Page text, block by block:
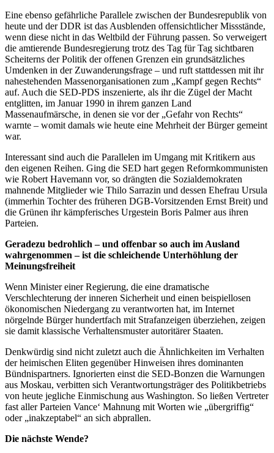
Eine ebenso gefährliche Parallele zwischen der Bundesrepublik von
heute und der DDR ist das Ausblenden offensichtlicher Missstände,
wenn diese nicht in das Weltbild der Führung passen. So verweigert
die amtierende Bundesregierung trotz des Tag für Tag sichtbaren
Scheiterns der Politik der offenen Grenzen ein grundsätzliches
Umdenken in der Zuwanderungsfrage – und ruft stattdessen mit ihr
nahestehenden Massenorganisationen zum „Kampf gegen Rechts“
auf. Auch die SED-PDS inszenierte, als ihr die Zügel der Macht
entglitten, im Januar 1990 in ihrem ganzen Land
Massenaufmärsche, in denen sie vor der „Gefahr von Rechts“
warnte – womit damals wie heute eine Mehrheit der Bürger gemeint
war.
Interessant sind auch die Parallelen im Umgang mit Kritikern aus
den eigenen Reihen. Ging die SED hart gegen Reformkommunisten
wie Robert Havemann vor, so drängten die Sozialdemokraten
mahnende Mitglieder wie Thilo Sarrazin und dessen Ehefrau Ursula
(immerhin Tochter des früheren DGB-Vorsitzenden Ernst Breit) und
die Grünen ihr kämpferisches Urgestein Boris Palmer aus ihren
Parteien.
Geradezu bedrohlich – und offenbar so auch im Ausland
wahrgenommen – ist die schleichende Unterhöhlung der
Meinungsfreiheit
Wenn Minister einer Regierung, die eine dramatische
Verschlechterung der inneren Sicherheit und einen beispiellosen
ökonomischen Niedergang zu verantworten hat, im Internet
nörgelnde Bürger hundertfach mit Strafanzeigen überziehen, zeigen
sie damit klassische Verhaltensmuster autoritärer Staaten.
Denkwürdig sind nicht zuletzt auch die Ähnlichkeiten im Verhalten
der heimischen Eliten gegenüber Hinweisen ihres dominanten
Bündnispartners. Ignorierten einst die SED-Bonzen die Warnungen
aus Moskau, verbitten sich Verantwortungsträger des Politikbetriebs
von heute jegliche Einmischung aus Washington. So ließen Vertreter
fast aller Parteien Vance‘ Mahnung mit Worten wie „übergriffig“
oder „inakzeptabel“ an sich abprallen.
Die nächste Wende?